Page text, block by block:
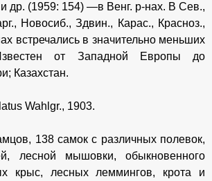
(1959: 154) —в Венг. р-нах. В Сев.,
Новосиб., Здвин., Карас., Красноз.,
встречались в значительно меньших
от Западной Европы до
Казахстан.
Wahlgr., 1903.
138 самок с различных полевок,
лесной мышовки, обыкновенного
крыс, лесных леммингов, крота и